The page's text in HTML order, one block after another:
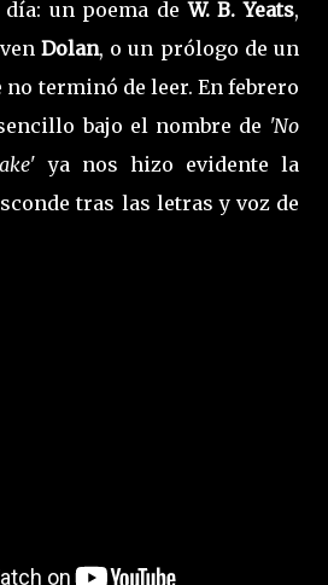
día: un poema deW. B. Yeats,
Dolan, o un prólogo de un
terminó de leer. En febrero
bajo el nombre de 'No
ya nos hizo evidente la
tras las letras y voz de